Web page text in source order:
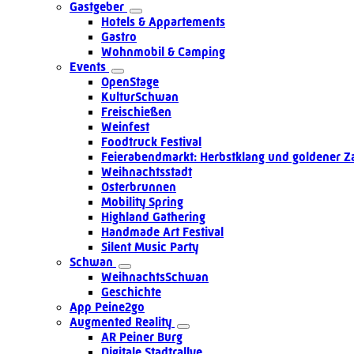
Gastgeber
Hotels & Appartements
Gastro
Wohnmobil & Camping
Events
OpenStage
KulturSchwan
Freischießen
Weinfest
Foodtruck Festival
Feierabendmarkt: Herbstklang und goldener
Weihnachtsstadt
Osterbrunnen
Mobility Spring
Highland Gathering
Handmade Art Festival
Silent Music Party
Schwan
WeihnachtsSchwan
Geschichte
App Peine2go
Augmented Reality
AR Peiner Burg